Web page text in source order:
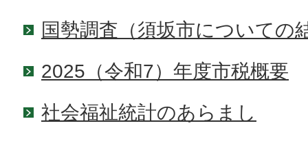
国勢調査（須坂市についての
2025（令和7）年度市税概要
社会福祉統計のあらまし